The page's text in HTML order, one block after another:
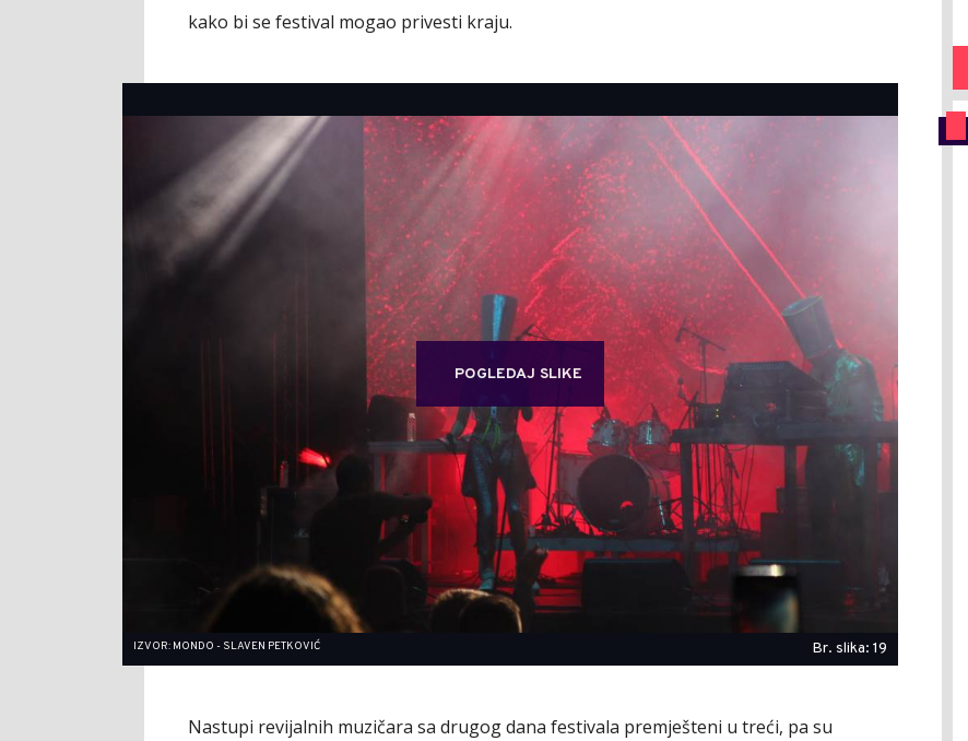
kako bi se festival mogao privesti kraju.
POGLEDAJ SLIKE
IZVOR: MONDO - SLAVEN PETKOVIĆ Br. slika: 19
Nastupi revijalnih muzičara sa drugog dana festivala premješteni u treći, pa su